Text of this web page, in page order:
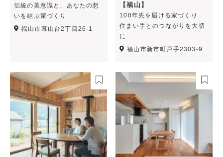
伝統の美意識と、あなたの想
いを結ぶ家づくり
福山市幕山台2丁目26-1
【福山】
100年先を届ける家づくり
住まい手とのつながりを大切
に
福山市新市町戸手2303-9